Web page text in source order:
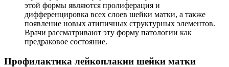
этой формы являются пролиферация и
дифференцировка всех слоев шейки матки, а также
появление новых атипичных структурных элементов.
Врачи рассматривают эту форму патологии как
предраковое состояние.
Профилактика лейкоплакии шейки матки